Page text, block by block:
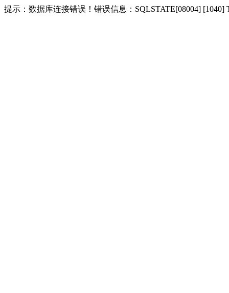
提示：数据库连接错误！错误信息：SQLSTATE[08004] [1040]